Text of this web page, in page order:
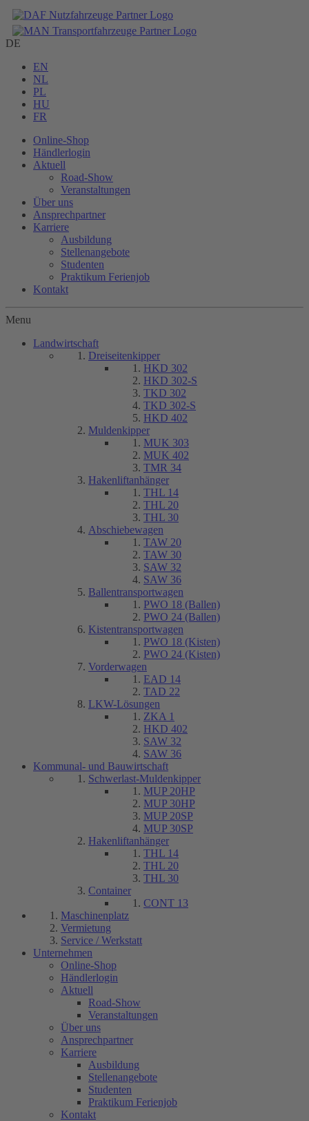
DE
EN
NL
PL
HU
FR
Online-Shop
Händlerlogin
Aktuell
Road-Show
Veranstaltungen
Über uns
Ansprechpartner
Karriere
Ausbildung
Stellenangebote
Studenten
Praktikum Ferienjob
Kontakt
Menu
Landwirtschaft
Dreiseitenkipper
HKD 302
HKD 302-S
TKD 302
TKD 302-S
HKD 402
Muldenkipper
MUK 303
MUK 402
TMR 34
Hakenliftanhänger
THL 14
THL 20
THL 30
Abschiebewagen
TAW 20
TAW 30
SAW 32
SAW 36
Ballentransportwagen
PWO 18 (Ballen)
PWO 24 (Ballen)
Kistentransportwagen
PWO 18 (Kisten)
PWO 24 (Kisten)
Vorderwagen
EAD 14
TAD 22
LKW-Lösungen
ZKA 1
HKD 402
SAW 32
SAW 36
Kommunal- und Bauwirtschaft
Schwerlast-Muldenkipper
MUP 20HP
MUP 30HP
MUP 20SP
MUP 30SP
Hakenliftanhänger
THL 14
THL 20
THL 30
Container
CONT 13
Maschinenplatz
Vermietung
Service / Werkstatt
Unternehmen
Online-Shop
Händlerlogin
Aktuell
Road-Show
Veranstaltungen
Über uns
Ansprechpartner
Karriere
Ausbildung
Stellenangebote
Studenten
Praktikum Ferienjob
Kontakt